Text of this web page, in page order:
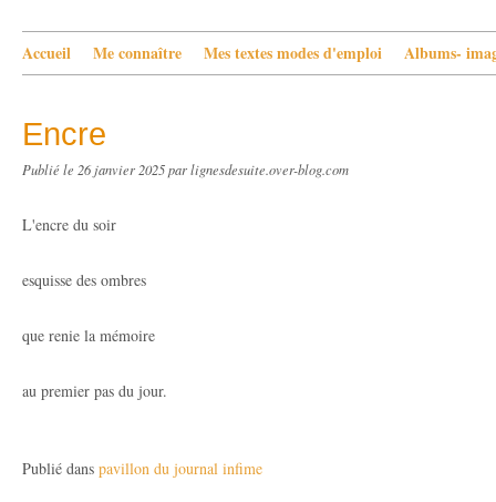
Accueil Me connaître Mes textes modes d'emploi Albums-
Encre
Publié le 26 janvier 2025par lignesdesuite.over-blog.com
L'encre du soir
esquisse des ombres
que renie la mémoire
au premier pas du jour.
Publié dans pavillon du journal infime